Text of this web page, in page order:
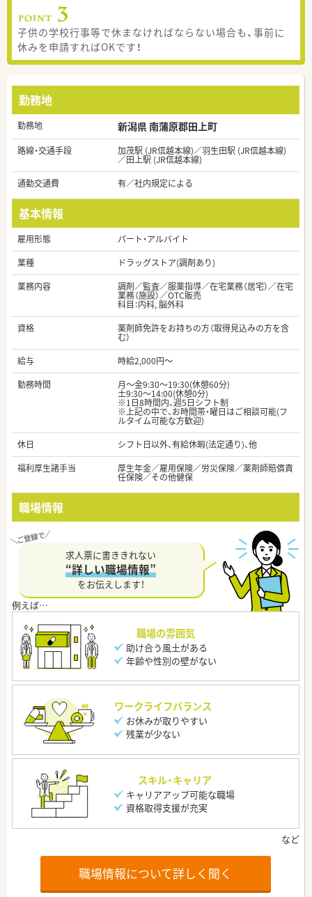
子供の学校行事等で休まなければならない場合も、事前に
休みを申請すればOKです！
勤務地
勤務地 新潟県 南蒲原郡田上町
路線・交通手段 加茂駅 (JR信越本線)／羽生田駅 (JR信越本線)
／田上駅 (JR信越本線)
通勤交通費
有／社内規定による
基本情報
雇用形態
パート・アルバイト
業種
ドラッグストア(調剤あり)
業務内容
調剤／監査／服薬指導／在宅業務（居宅）／在宅
業務（施設）／OTC販売
科目：内科, 脳外科
資格
薬剤師免許をお持ちの方（取得見込みの方を含
む）
給与
時給2,000円～
勤務時間
月～金9:30～19:30(休憩60分)
土9:30〜14:00(休憩0分)
※1日8時間内、週5日シフト制
※上記の中で、お時間帯・曜日はご相談可能(フ
ルタイム可能な方歓迎)
休日
シフト日以外、有給休暇(法定通り)、他
福利厚生諸手当
厚生年金／雇用保険／労災保険／薬剤師賠償責
任保険／その他健保
職場情報
求人票に書ききれない
“詳しい職場情報”
をお伝えします！
職場の雰囲気
助け合う風土がある
年齢や性別の壁がない
ワークライフバランス
お休みが取りやすい
残業が少ない
スキル・キャリア
キャリアアップ可能な職場
資格取得支援が充実
職場情報について詳しく聞く